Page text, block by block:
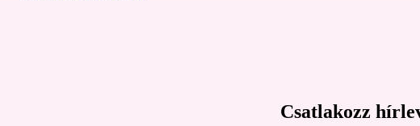
Csatlakozz